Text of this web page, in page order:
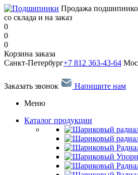
Продажа
со склада и на заказ
0
0
0
Корзина заказа
Санкт-Петербург+7 812 363-43-64
Заказать звонок
Напишите нам
Меню
Каталог продукции